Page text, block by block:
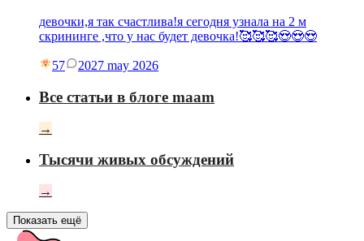
девочки,я так счастлива!я сегодня узнала на 2 м
скрининге ,что у нас будет девочка!🥰🥰🥰😍😍😍
57 2027 may 2026
Все статьи в блоге maam
→
Тысячи живых обсуждений
→
Показать ещё